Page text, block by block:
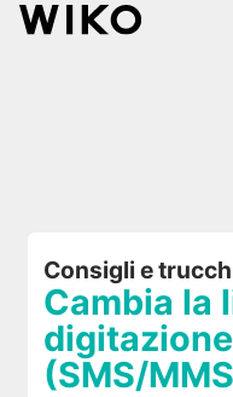
Consigli e
Cambia la
(SMS/